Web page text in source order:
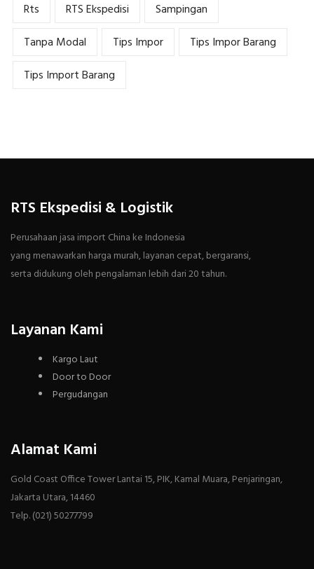
Rts
RTS Ekspedisi
Sampingan
Tanpa Modal
Tips Impor
Tips Impor Barang
Tips Import Barang
RTS Ekspedisi & Logistik
Perusahaan jasa import China ke Indonesia
yang menawarkan harga murah, layanan cepat, bergaransi,
serta didukung oleh pengalaman lebih dari 20 tahun.
Layanan Kami
Kargo Laut
Door to Door
Pergudangan
Alamat Kami
Gold Coast Office Tower Lantai 15, PIK, Kamal Muara, Penjaringan,
Jakarta Utara, 14460
Telp. (021) 50277799